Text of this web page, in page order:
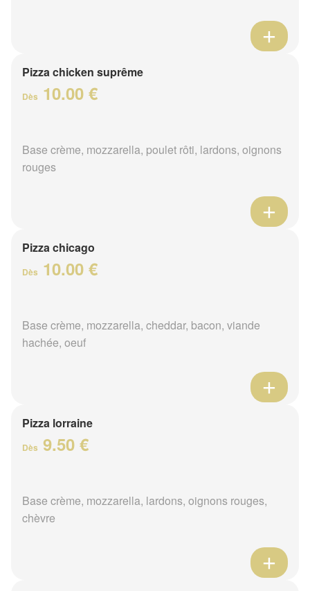
Pizza chicken suprême
Dès 10.00 €
Base crème, mozzarella, poulet rôti, lardons, oignons
rouges
Pizza chicago
Dès 10.00 €
Base crème, mozzarella, cheddar, bacon, viande
hachée, oeuf
Pizza lorraine
Dès 9.50 €
Base crème, mozzarella, lardons, oignons rouges,
chèvre